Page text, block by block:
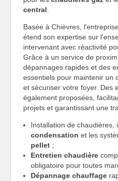
central
Basée à Chièvres,
étend son expertise sur
intervenant avec réactivité
Grâce à un service de
dépannages rapides et des
essentiels pour maintenir un
et sécuriser votre foyer. Des
également proposées,
projets et garantissant une
Installation de chaudières,
condensation et les
pellet ;
Entretien chaudière
obligatoire pour toutes
Dépannage chauffage